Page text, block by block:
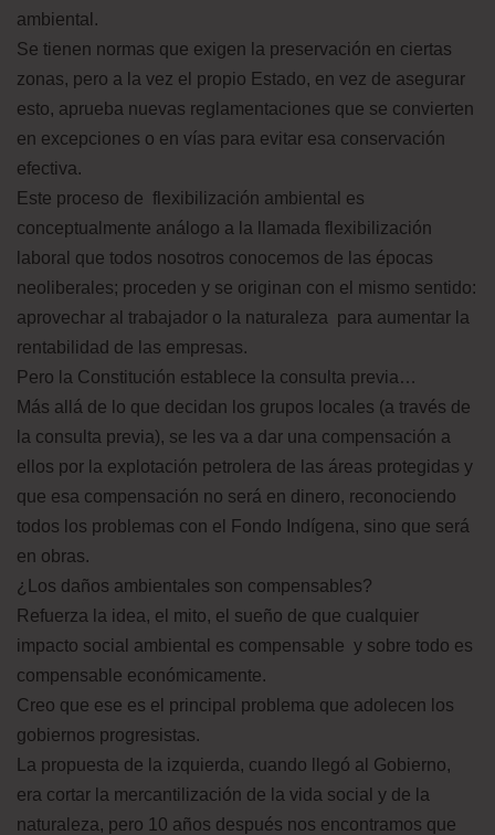
ambiental.
Se tienen normas que exigen la preservación en ciertas
zonas, pero a la vez el propio Estado, en vez de asegurar
esto, aprueba nuevas reglamentaciones que se convierten
en excepciones o en vías para evitar esa conservación
efectiva.
Este proceso de flexibilización ambiental es
conceptualmente análogo a la llamada flexibilización
laboral que todos nosotros conocemos de las épocas
neoliberales; proceden y se originan con el mismo sentido:
aprovechar al trabajador o la naturaleza para aumentar la
rentabilidad de las empresas.
Pero la Constitución establece la consulta previa…
Más allá de lo que decidan los grupos locales (a través de
la consulta previa), se les va a dar una compensación a
ellos por la explotación petrolera de las áreas protegidas y
que esa compensación no será en dinero, reconociendo
todos los problemas con el Fondo Indígena, sino que será
en obras.
¿Los daños ambientales son compensables?
Refuerza la idea, el mito, el sueño de que cualquier
impacto social ambiental es compensable y sobre todo es
compensable económicamente.
Creo que ese es el principal problema que adolecen los
gobiernos progresistas.
La propuesta de la izquierda, cuando llegó al Gobierno,
era cortar la mercantilización de la vida social y de la
naturaleza, pero 10 años después nos encontramos que